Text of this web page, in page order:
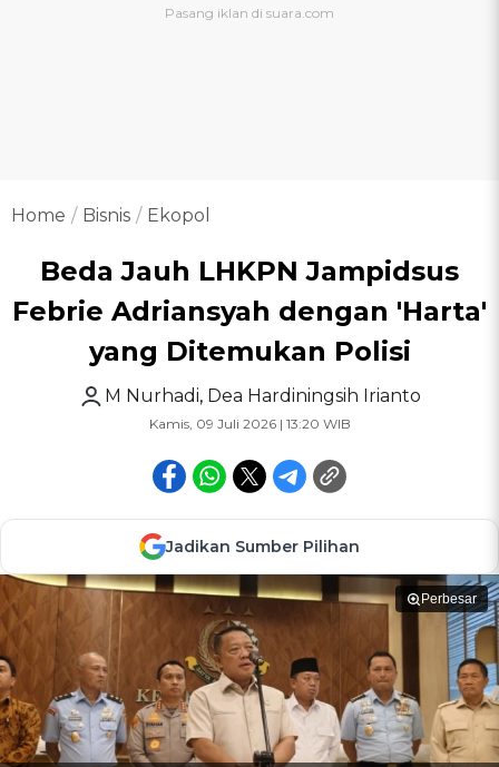
Home Bisnis Ekopol
Beda Jauh LHKPN Jampidsus
Febrie Adriansyah dengan 'Harta'
yang Ditemukan Polisi
M Nurhadi, Dea Hardiningsih Irianto
Kamis, 09 Juli 2026 | 13:20 WIB
Jadikan Sumber Pilihan
Perbesar